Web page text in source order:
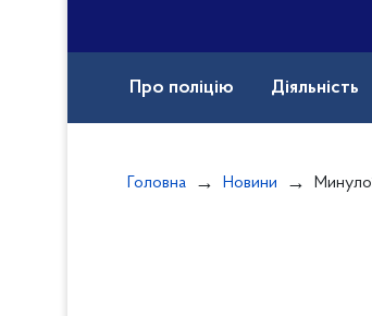
Про поліцію Діяльність
Головна Новини Минулої доби